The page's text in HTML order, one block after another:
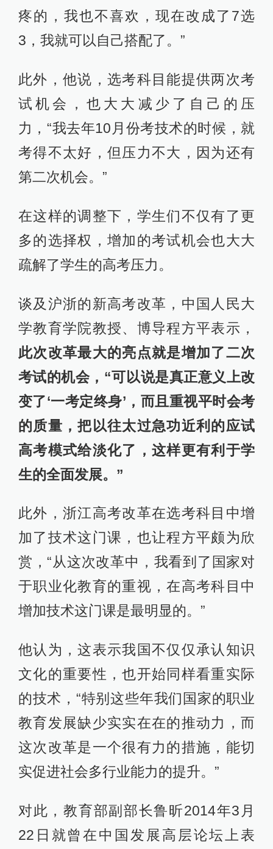
疼的，我也不喜欢，现在改成了7选
3，我就可以自己搭配了。”
此外，他说，选考科目能提供两次考
试机会，也大大减少了自己的压
力，“我去年10月份考技术的时候，就
考得不太好，但压力不大，因为还有
第二次机会。”
在这样的调整下，学生们不仅有了更
多的选择权，增加的考试机会也大大
疏解了学生的高考压力。
谈及沪浙的新高考改革，中国人民大
学教育学院教授、博导程方平表示，
此次改革最大的亮点就是增加了二次
考试的机会，“可以说是真正意义上改
变了‘一考定终身’，而且重视平时会考
的质量，把以往太过急功近利的应试
高考模式给淡化了，这样更有利于学
生的全面发展。”
此外，浙江高考改革在选考科目中增
加了技术这门课，也让程方平颇为欣
赏，“从这次改革中，我看到了国家对
于职业化教育的重视，在高考科目中
增加技术这门课是最明显的。”
他认为，这表示我国不仅仅承认知识
文化的重要性，也开始同样看重实际
的技术，“特别这些年我们国家的职业
教育发展缺少实实在在的推动力，而
这次改革是一个很有力的措施，能切
实促进社会多行业能力的提升。”
对此，教育部副部长鲁昕2014年3月
22日就曾在中国发展高层论坛上表